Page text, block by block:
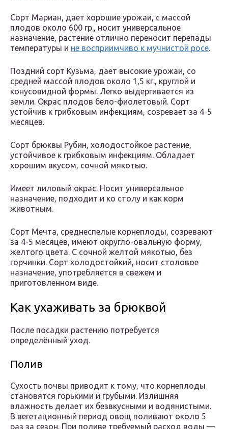
Сорт Мариан, дает хорошие урожаи, с массой
плодов около 600 гр., носит универсальное
назначение, растение отлично переносит перепады
температуры и не восприимчиво к мучнистой росе.
Поздний сорт Кузьма, дает высокие урожаи, со
средней массой плодов около 1,5 кг., круглой и
конусовидной формы. Легко выдергивается из
земли. Окрас плодов бело-фиолетовый. Сорт
устойчив к грибковым инфекциям, созревает за 4-5
месяцев.
Сорт брюквы Рубин, холодостойкое растение,
устойчивое к грибковым инфекциям. Обладает
хорошим вкусом, сочной мякотью.
Имеет лиловый окрас. Носит универсальное
назначение, подходит и ко столу и как корм
животным.
Сорт Мечта, среднеспелые корнеплоды, созревают
за 4-5 месяцев, имеют округло-овальную форму,
желтого цвета. С сочной желтой мякотью, без
горчинки. Сорт холодостойкий, носит столовое
назначение, употребляется в свежем и
приготовленном виде.
Как ухаживать за брюквой
После посадки растению потребуется
определённый уход.
Полив
Сухость почвы приводит к тому, что корнеплоды
становятся горькими и грубыми. Излишняя
влажность делает их безвкусными и водянистыми.
В вегетационный период овощ поливают около 5
раз за сезон. При поливе требуемый расход воды —